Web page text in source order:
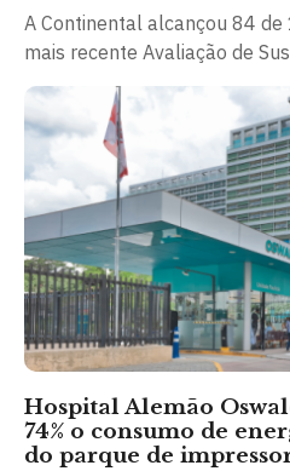
A Continental alcançou 84
mais recente Avaliação de
Hospital Alemão
74% o consumo de
do parque de